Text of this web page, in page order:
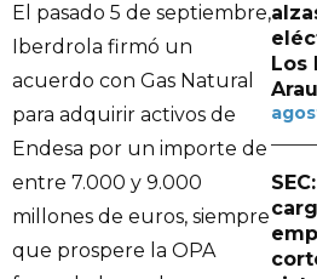
El pasado 5 de septiembre,
Iberdrola firmó un
acuerdo con Gas Natural
para adquirir activos de
Endesa por un importe de
entre 7.000 y 9.000
millones de euros, siempre
que prospere la OPA
Los